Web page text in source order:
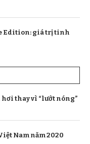
Edition: giá trị tinh
thay vì “lướt nóng”
Nam năm 2020